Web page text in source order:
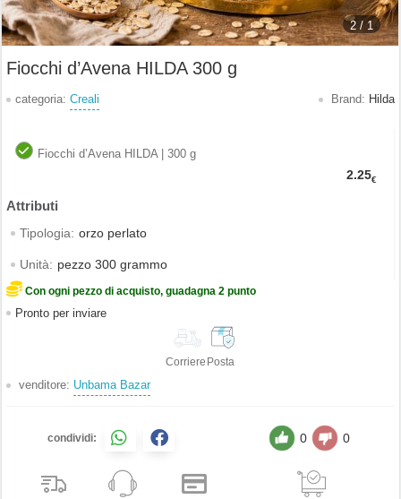
2 / 1
Fiocchi d’Avena HILDA 300 g
categoria: Creali Brand: Hilda
Fiocchi d’Avena HILDA | 300 g
2.25€
Tipologia: orzo perlato
Unità: pezzo 300 grammo
Con ogni pezzo di acquisto, guadagna 2 punto
Pronto per inviare
Corriere Posta
venditore: Unbama Bazar
condividi: 0 0